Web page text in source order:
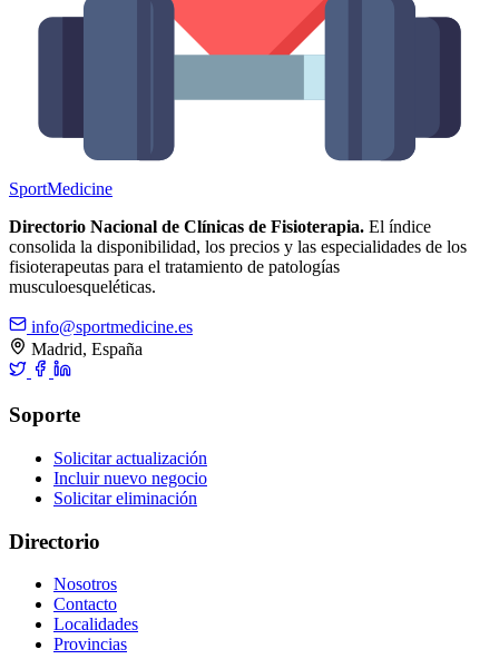
SportMedicine
Directorio Nacional de Clínicas de Fisioterapia. El índice
consolida la disponibilidad, los precios y las especialidades de los
fisioterapeutas para el tratamiento de patologías
musculoesqueléticas.
info@sportmedicine.es
Madrid, España
Soporte
Solicitar actualización
Incluir nuevo negocio
Solicitar eliminación
Directorio
Nosotros
Contacto
Localidades
Provincias